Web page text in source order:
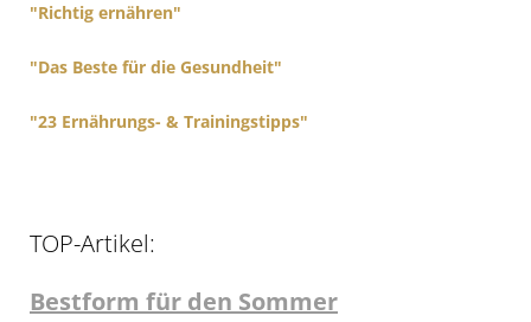
"Richtig ernähren"
"Das Beste für die Gesundheit"
"23 Ernährungs- & Trainingstipps"
TOP-Artikel:
Bestform für den Sommer